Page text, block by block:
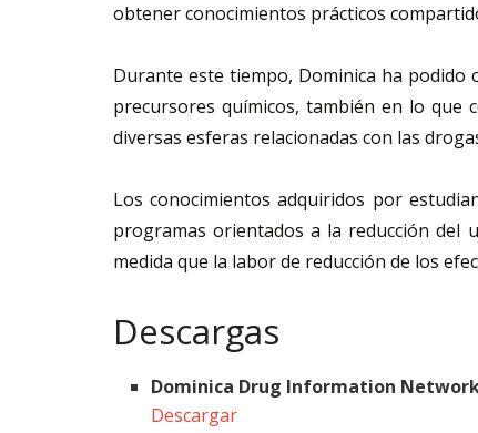
obtener conocimientos prácticos
Durante este tiempo, Dominica ha podido
precursores químicos, también en lo que
diversas esferas relacionadas con las
Los conocimientos adquiridos por
programas orientados a la reducción del
medida que la labor de reducción de los
Descargas
Dominica Drug Information
Descargar